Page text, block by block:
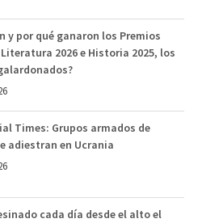
y por qué ganaron los Premios
2026 e Historia 2025, los
Times: Grupos armados de
adiestran en Ucrania
cada día desde el alto el